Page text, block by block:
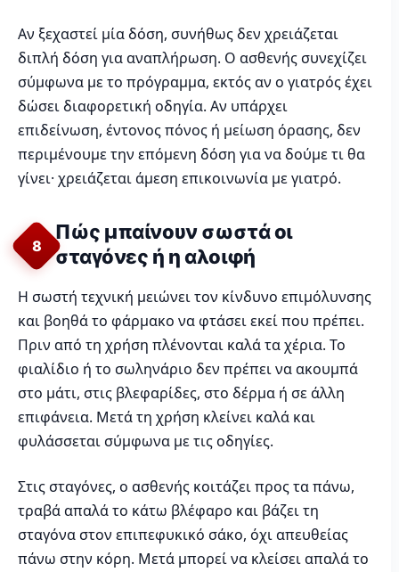
Αν ξεχαστεί μία δόση, συνήθως δεν χρειάζεται
διπλή δόση για αναπλήρωση. Ο ασθενής συνεχίζει
σύμφωνα με το πρόγραμμα, εκτός αν ο γιατρός έχει
δώσει διαφορετική οδηγία. Αν υπάρχει
επιδείνωση, έντονος πόνος ή μείωση όρασης, δεν
περιμένουμε την επόμενη δόση για να δούμε τι θα
γίνει· χρειάζεται άμεση επικοινωνία με γιατρό.
8
Πώς μπαίνουν σωστά οι
σταγόνες ή η αλοιφή
Η σωστή τεχνική μειώνει τον κίνδυνο επιμόλυνσης
και βοηθά το φάρμακο να φτάσει εκεί που πρέπει.
Πριν από τη χρήση πλένονται καλά τα χέρια. Το
φιαλίδιο ή το σωληνάριο δεν πρέπει να ακουμπά
στο μάτι, στις βλεφαρίδες, στο δέρμα ή σε άλλη
επιφάνεια. Μετά τη χρήση κλείνει καλά και
φυλάσσεται σύμφωνα με τις οδηγίες.
Στις σταγόνες, ο ασθενής κοιτάζει προς τα πάνω,
τραβά απαλά το κάτω βλέφαρο και βάζει τη
σταγόνα στον επιπεφυκικό σάκο, όχι απευθείας
πάνω στην κόρη. Μετά μπορεί να κλείσει απαλά το